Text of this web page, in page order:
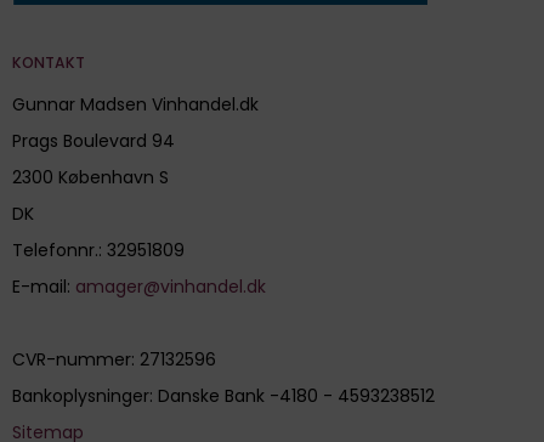
KONTAKT
Gunnar Madsen Vinhandel.dk
Prags Boulevard 94
2300 København S
DK
Telefonnr.: 32951809
E-mail: amager@vinhandel.dk
CVR-nummer: 27132596
Bankoplysninger: Danske Bank -4180 - 4593238512
Sitemap